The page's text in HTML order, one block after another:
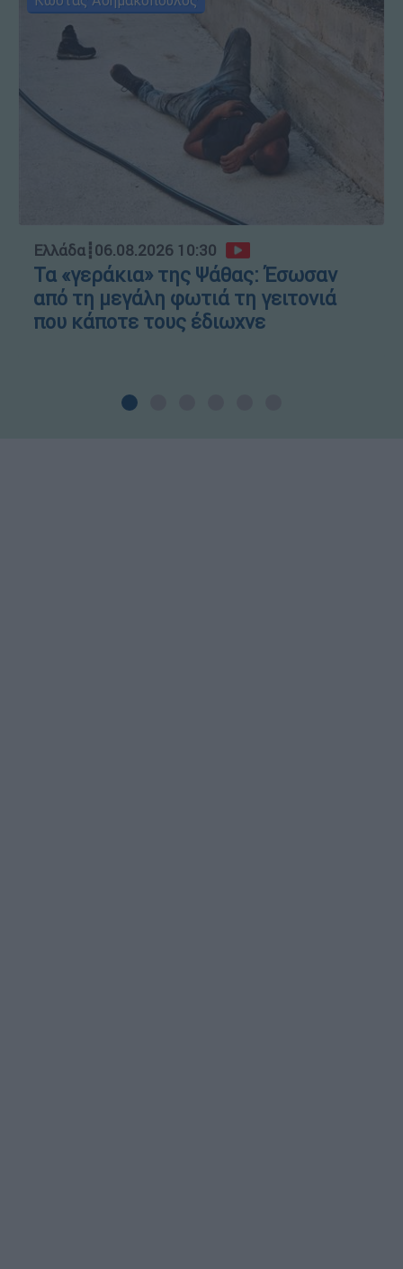
Ελλάδα┋06.08.2026 10:30
Τα «γεράκια» της Ψάθας: Έσωσαν
από τη μεγάλη φωτιά τη γειτονιά
που κάποτε τους έδιωχνε